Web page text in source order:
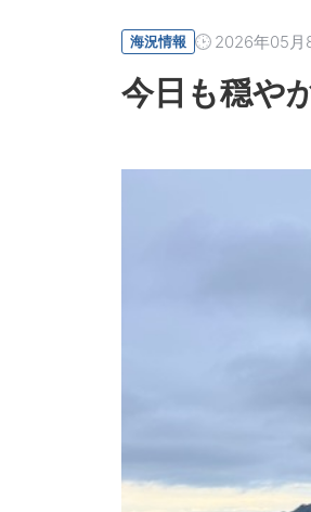
海況情報 2026年05月
今日も穏や